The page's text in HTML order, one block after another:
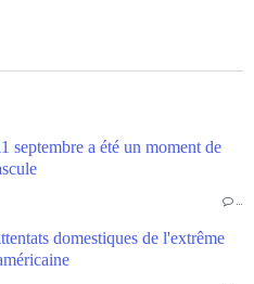
a été un moment de
…
domestiques de l'extrême